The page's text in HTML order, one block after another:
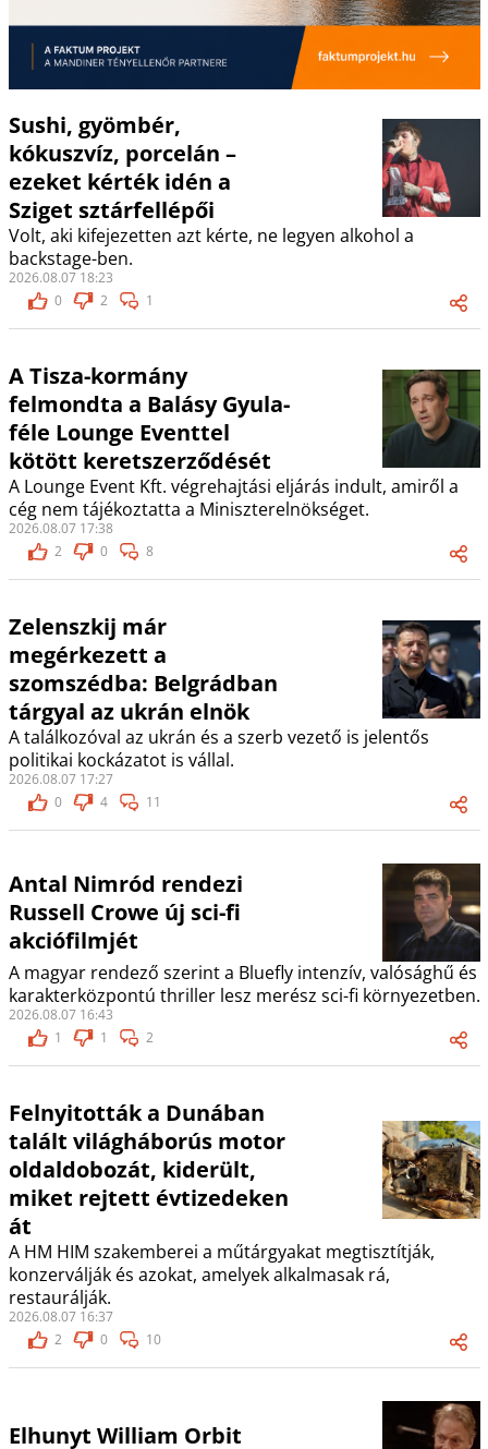
Sushi, gyömbér,
kókuszvíz, porcelán –
ezeket kérték idén a
Sziget sztárfellépői
Volt, aki kifejezetten azt kérte, ne legyen alkohol a
backstage-ben.
2026.08.07 18:23
0
2 1
A Tisza-kormány
felmondta a Balásy Gyula-
féle Lounge Eventtel
kötött keretszerződését
A Lounge Event Kft. végrehajtási eljárás indult, amiről a
cég nem tájékoztatta a Miniszterelnökséget.
2026.08.07 17:38
2
0 8
Zelenszkij már
megérkezett a
szomszédba: Belgrádban
tárgyal az ukrán elnök
A találkozóval az ukrán és a szerb vezető is jelentős
politikai kockázatot is vállal.
2026.08.07 17:27
0
4 11
Antal Nimród rendezi
Russell Crowe új sci-fi
akciófilmjét
A magyar rendező szerint a Bluefly intenzív, valósághű és
karakterközpontú thriller lesz merész sci-fi környezetben.
2026.08.07 16:43
1
1 2
Felnyitották a Dunában
talált világháborús motor
oldaldobozát, kiderült,
miket rejtett évtizedeken
át
A HM HIM szakemberei a műtárgyakat megtisztítják,
konzerválják és azokat, amelyek alkalmasak rá,
restaurálják.
2026.08.07 16:37
2
0 10
Elhunyt William Orbit